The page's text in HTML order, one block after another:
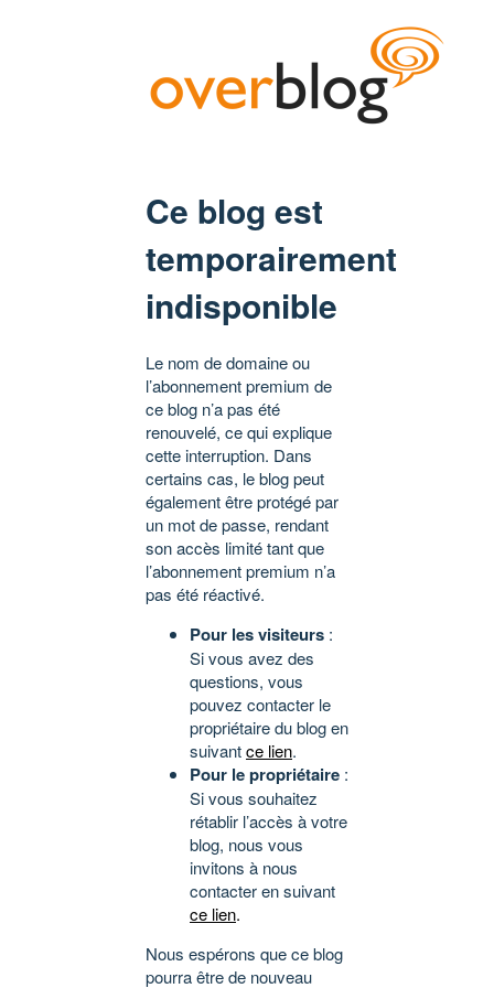
Ce blog est
temporairement
indisponible
Le nom de domaine ou
l’abonnement premium de
ce blog n’a pas été
renouvelé, ce qui explique
cette interruption. Dans
certains cas, le blog peut
également être protégé par
un mot de passe, rendant
son accès limité tant que
l’abonnement premium n’a
pas été réactivé.
Pour les visiteurs :
Si vous avez des
questions, vous
pouvez contacter le
propriétaire du blog en
suivantce lien.
Pour le propriétaire :
Si vous souhaitez
rétablir l’accès à votre
blog, nous vous
invitons à nous
contacter en suivant
ce lien.
Nous espérons que ce blog
pourra être de nouveau